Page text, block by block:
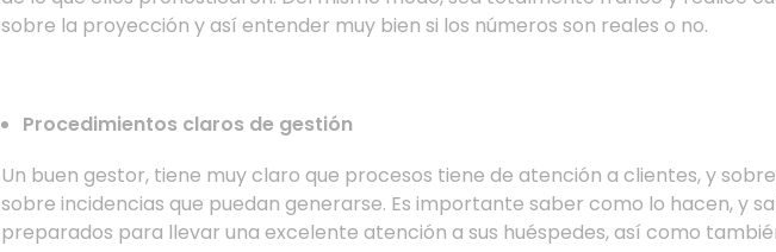
sobre la proyección y así entender muy bien si los números son reales o no.
Procedimientos claros de gestión
Un buen gestor, tiene muy claro que procesos tiene de atención a clientes, y
sobre incidencias que puedan generarse. Es importante saber como lo hacen, y
preparados para llevar una excelente atención a sus huéspedes, así como